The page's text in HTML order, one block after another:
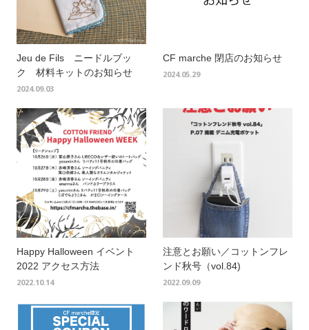
Jeu de Fils ニードルブッ
ク 材料キットのお知らせ
2024.09.03
CF marche 閉店のお知らせ
2024.05.29
Happy Halloween イベント
2022 アクセス方法
2022.10.14
注意とお願い／コットンフレ
ンド秋号（vol.84)
2022.09.09